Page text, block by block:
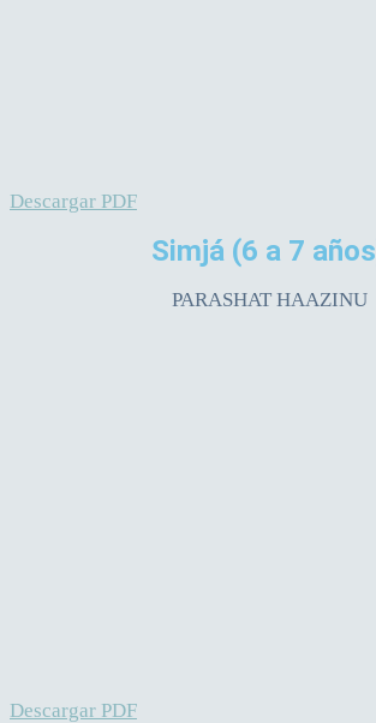
Descargar PDF
Simjá (6 a 7
PARASHAT HAAZINU
Descargar PDF